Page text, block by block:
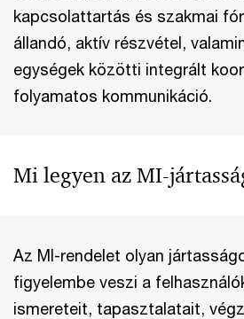
kapcsolattartás és szakmai
állandó, aktív részvétel,
egységek közötti integrált
folyamatos kommunikáció.
Mi legyen az MI-
Az MI-rendelet olyan
figyelembe veszi a
ismereteit, tapasztalatait,